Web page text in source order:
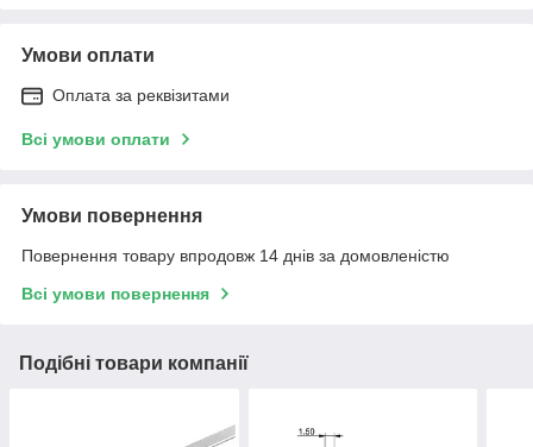
Умови оплати
Оплата за реквізитами
Всі умови оплати
Умови повернення
Повернення товару впродовж 14 днів за домовленістю
Всі умови повернення
Подібні товари компанії